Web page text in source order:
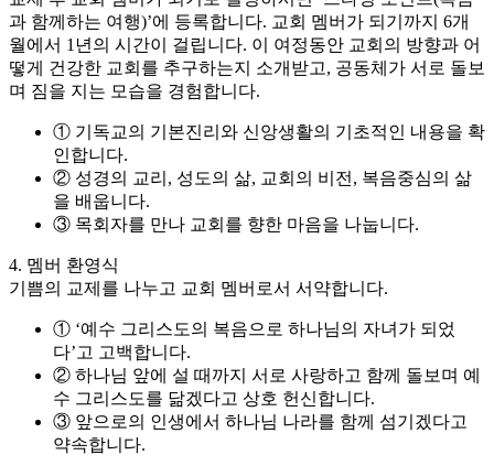
과 함께하는 여행)’에 등록합니다. 교회 멤버가 되기까지 6개
월에서 1년의 시간이 걸립니다. 이 여정동안 교회의 방향과 어
떻게 건강한 교회를 추구하는지 소개받고, 공동체가 서로 돌보
며 짐을 지는 모습을 경험합니다.
① 기독교의 기본진리와 신앙생활의 기초적인 내용을 확
인합니다.
② 성경의 교리, 성도의 삶, 교회의 비전, 복음중심의 삶
을 배웁니다.
③ 목회자를 만나 교회를 향한 마음을 나눕니다.
4. 멤버 환영식
기쁨의 교제를 나누고 교회 멤버로서 서약합니다.
① ‘예수 그리스도의 복음으로 하나님의 자녀가 되었
다’고 고백합니다.
② 하나님 앞에 설 때까지 서로 사랑하고 함께 돌보며 예
수 그리스도를 닮겠다고 상호 헌신합니다.
③ 앞으로의 인생에서 하나님 나라를 함께 섬기겠다고
약속합니다.